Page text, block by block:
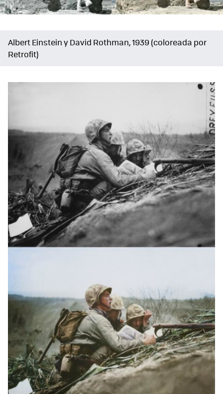
Albert Einstein y David Rothman, 1939 (coloreada por
Retrofit)